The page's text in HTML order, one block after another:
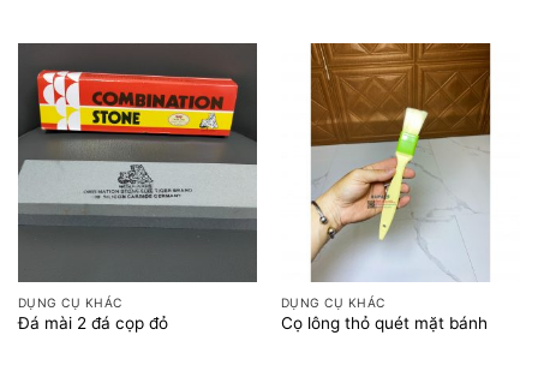
DỤNG CỤ KHÁC
Đá mài 2 đá cọp đỏ
DỤNG CỤ KHÁC
Cọ lông thỏ quét mặt bánh